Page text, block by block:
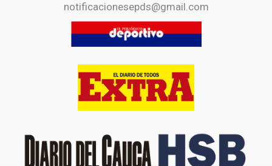
notificacionesepds@gmail.com